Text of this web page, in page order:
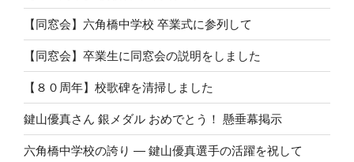
【同窓会】六角橋中学校 卒業式に参列して
【同窓会】卒業生に同窓会の説明をしました
【８０周年】校歌碑を清掃しました
鍵山優真さん 銀メダル おめでとう！ 懸垂幕掲示
六角橋中学校の誇り ― 鍵山優真選手の活躍を祝して